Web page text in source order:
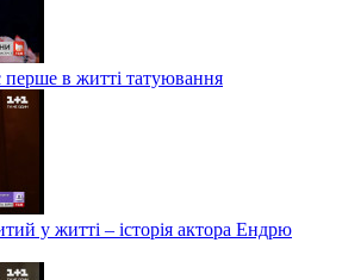
в житті татуювання
у житті – історія актора Ендрю